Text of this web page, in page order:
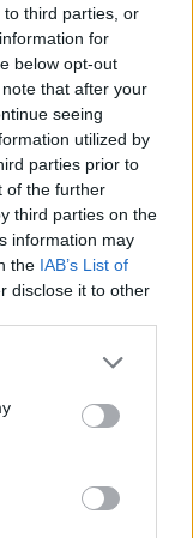
third parties, or
for
below opt-out
that after your
seeing
utilized by
parties prior to
of the further
third parties on the
information may
the IAB’s List of
disclose it to other
προκύψουν
πανικό,
του ιού SARS-
Βασίλειο
, υπό την
το
της covid-19 ,